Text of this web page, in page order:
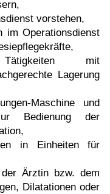
vorstehen,
im Operationsdienst
mit
Lagerung
Maschine und
Bedienung der
in Einheiten für
Ärztin bzw. dem
Dilatationen oder